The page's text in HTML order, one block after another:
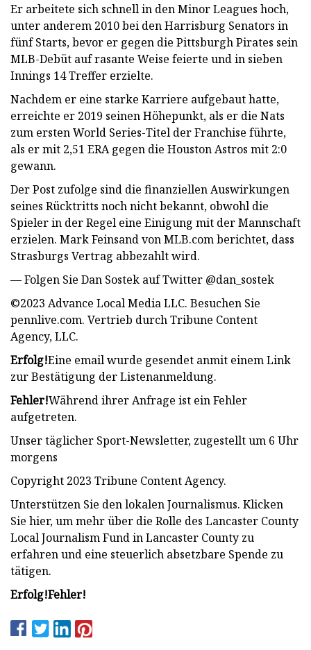
Er arbeitete sich schnell in den Minor Leagues hoch,
unter anderem 2010 bei den Harrisburg Senators in
fünf Starts, bevor er gegen die Pittsburgh Pirates sein
MLB-Debüt auf rasante Weise feierte und in sieben
Innings 14 Treffer erzielte.
Nachdem er eine starke Karriere aufgebaut hatte,
erreichte er 2019 seinen Höhepunkt, als er die Nats
zum ersten World Series-Titel der Franchise führte,
als er mit 2,51 ERA gegen die Houston Astros mit 2:0
gewann.
Der Post zufolge sind die finanziellen Auswirkungen
seines Rücktritts noch nicht bekannt, obwohl die
Spieler in der Regel eine Einigung mit der Mannschaft
erzielen. Mark Feinsand von MLB.com berichtet, dass
Strasburgs Vertrag abbezahlt wird.
— Folgen Sie Dan Sostek auf Twitter @dan_sostek
©2023 Advance Local Media LLC. Besuchen Sie
pennlive.com. Vertrieb durch Tribune Content
Agency, LLC.
Erfolg!Eine email wurde gesendet anmit einem Link
zur Bestätigung der Listenanmeldung.
Fehler!Während ihrer Anfrage ist ein Fehler
aufgetreten.
Unser täglicher Sport-Newsletter, zugestellt um 6 Uhr
morgens
Copyright 2023 Tribune Content Agency.
Unterstützen Sie den lokalen Journalismus. Klicken
Sie hier, um mehr über die Rolle des Lancaster County
Local Journalism Fund in Lancaster County zu
erfahren und eine steuerlich absetzbare Spende zu
tätigen.
Erfolg!Fehler!